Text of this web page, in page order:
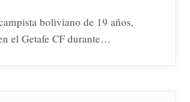
boliviano de 19 años,
el Getafe CF durante…